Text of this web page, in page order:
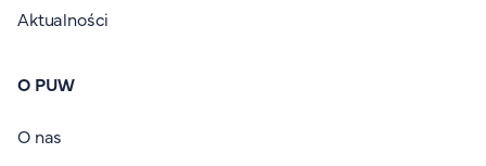
Aktualności
O PUW
O nas